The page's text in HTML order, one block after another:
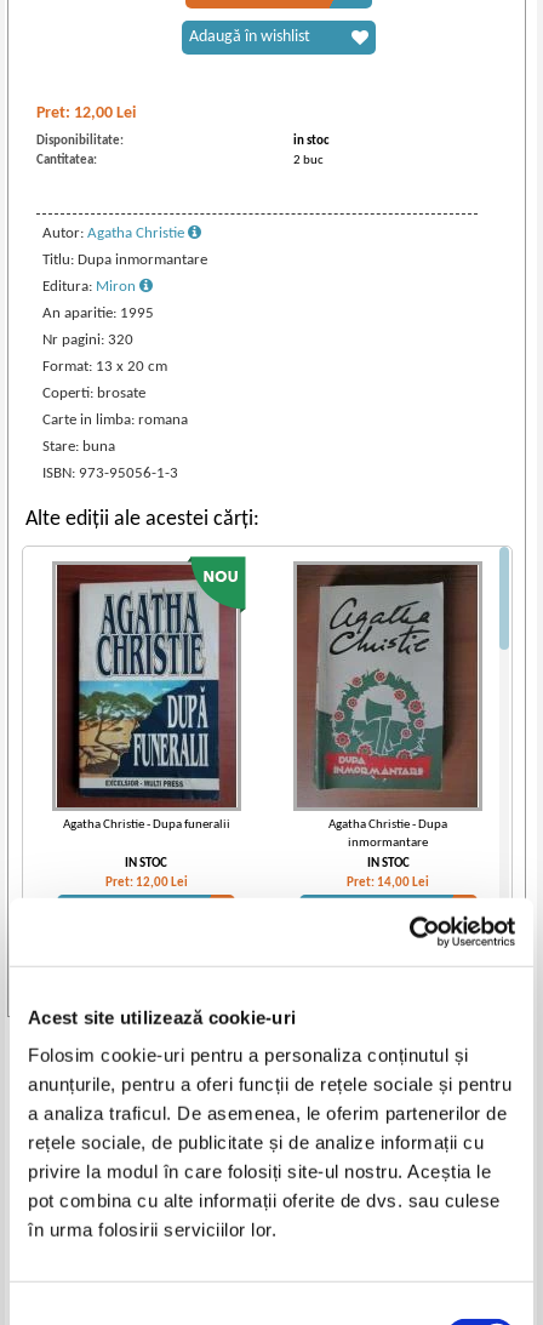
Acest site utilizează cookie-uri
Folosim cookie-uri pentru a personaliza conținutul și
anunțurile, pentru a oferi funcții de rețele sociale și pentru
a analiza traficul. De asemenea, le oferim partenerilor de
rețele sociale, de publicitate și de analize informații cu
privire la modul în care folosiți site-ul nostru. Aceștia le
pot combina cu alte informații oferite de dvs. sau culese
în urma folosirii serviciilor lor.
Pret: 12,00 Lei
Disponibilitate:
in stoc
Cantitatea:
2 buc
Autor:Agatha Christie
Titlu: Dupa inmormantare
Editura: Miron
An aparitie: 1995
Nr pagini: 320
Format: 13 x 20 cm
Coperti: brosate
Carte in limba: romana
Stare: buna
ISBN: 973-95056-1-3
Adaugă în wishlist
Alte ediții ale acestei cărți:
Agatha Christie - Dupa funeralii
IN STOC
Pret: 12,00 Lei
Agatha Christie - Dupa
inmormantare
IN STOC
Pret: 14,00 Lei
Agatha Christie - Dupa funeralii
Produse din aceeasi categorie
-25% -35%